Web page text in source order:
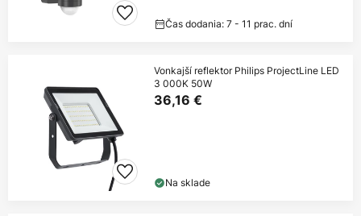
Čas dodania: 7 - 11 prac. dní
Vonkajší reflektor Philips ProjectLine LED
3 000K 50W
36,16 €
Na sklade